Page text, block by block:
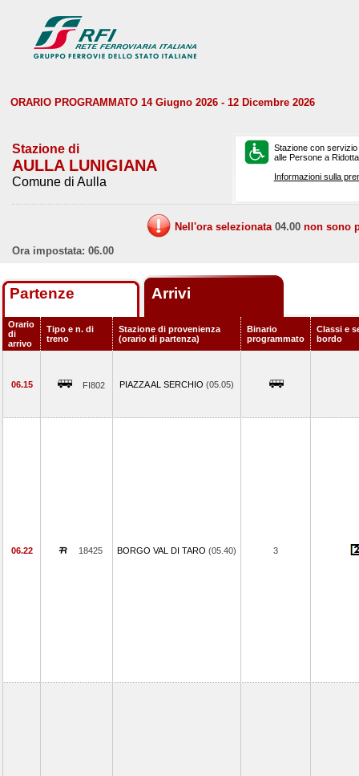
ORARIO PROGRAMMATO 14 Giugno 2026 - 12 Dicembre 2026
Stazione di
AULLA LUNIGIANA
Comune di Aulla
Stazione con
alle Persone a
Informazioni sulla
Nell'ora selezionata 04.00 non sono
Ora impostata: 06.00
Partenze Arrivi
Orario
di
arrivo
Tipo e n. di
treno
Stazione di provenienza
(orario di partenza)
Binario
programmato
Classi e
bordo
06.15 FI802 PIAZZA AL SERCHIO (05.05)
06.22 18425 BORGO VAL DI TARO (05.40) 3